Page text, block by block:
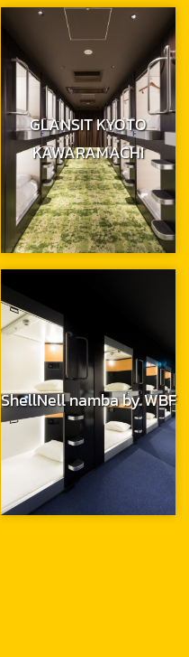
GLANSIT KYOTO
KAWARAMACHI
ShellNell namba by WBF